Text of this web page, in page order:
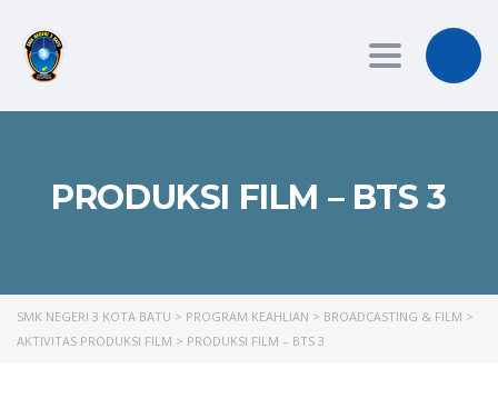
Toggle
PRODUKSI FILM – BTS 3
SMK NEGERI 3 KOTA BATU > PROGRAM KEAHLIAN > BROADCASTING & FILM >
AKTIVITAS PRODUKSI FILM > PRODUKSI FILM – BTS 3